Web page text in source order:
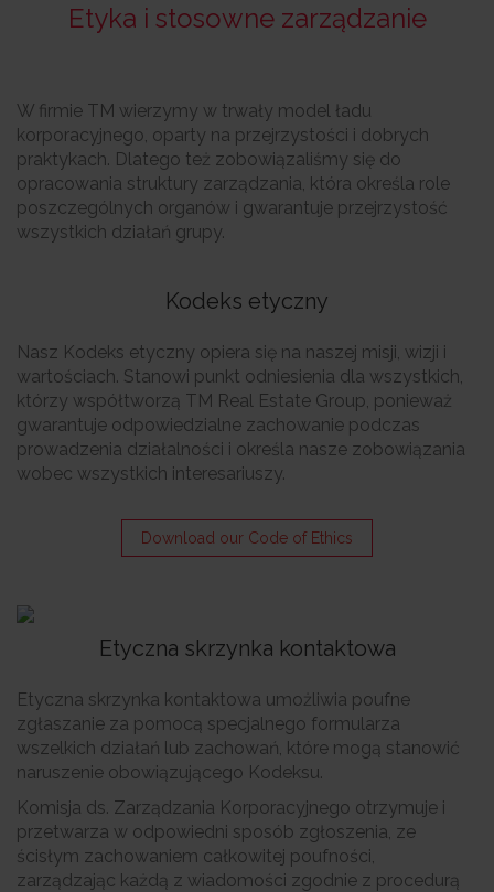
Etyka i stosowne zarządzanie
W firmie TM wierzymy w trwały model ładu
korporacyjnego, oparty na przejrzystości i dobrych
praktykach. Dlatego też zobowiązaliśmy się do
opracowania struktury zarządzania, która określa role
poszczególnych organów i gwarantuje przejrzystość
wszystkich działań grupy.
Kodeks etyczny
Nasz Kodeks etyczny opiera się na naszej misji, wizji i
wartościach. Stanowi punkt odniesienia dla wszystkich,
którzy współtworzą TM Real Estate Group, ponieważ
gwarantuje odpowiedzialne zachowanie podczas
prowadzenia działalności i określa nasze zobowiązania
wobec wszystkich interesariuszy.
Download our Code of Ethics
Etyczna skrzynka kontaktowa
Etyczna skrzynka kontaktowa umożliwia poufne
zgłaszanie za pomocą specjalnego formularza
wszelkich działań lub zachowań, które mogą stanowić
naruszenie obowiązującego Kodeksu.
Komisja ds. Zarządzania Korporacyjnego otrzymuje i
przetwarza w odpowiedni sposób zgłoszenia, ze
ścisłym zachowaniem całkowitej poufności,
zarządzając każdą z wiadomości zgodnie z procedurą